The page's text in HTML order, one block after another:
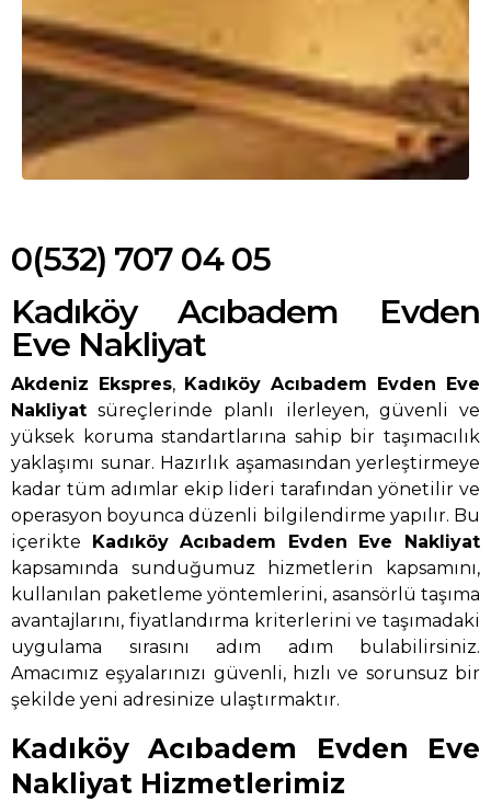
0(532) 707 04 05
Kadıköy Acıbadem Evden
Eve Nakliyat
Akdeniz Ekspres, Kadıköy Acıbadem Evden Eve
Nakliyat süreçlerinde planlı ilerleyen, güvenli ve
yüksek koruma standartlarına sahip bir taşımacılık
yaklaşımı sunar. Hazırlık aşamasından yerleştirmeye
kadar tüm adımlar ekip lideri tarafından yönetilir ve
operasyon boyunca düzenli bilgilendirme yapılır. Bu
içerikte
Kadıköy Acıbadem Evden Eve Nakliyat
kapsamında sunduğumuz hizmetlerin kapsamını,
kullanılan paketleme yöntemlerini, asansörlü taşıma
avantajlarını, fiyatlandırma kriterlerini ve taşımadaki
uygulama sırasını adım adım bulabilirsiniz.
Amacımız eşyalarınızı güvenli, hızlı ve sorunsuz bir
şekilde yeni adresinize ulaştırmaktır.
Kadıköy Acıbadem Evden Eve
Nakliyat Hizmetlerimiz